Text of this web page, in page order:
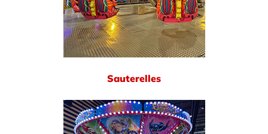
Sauterelles